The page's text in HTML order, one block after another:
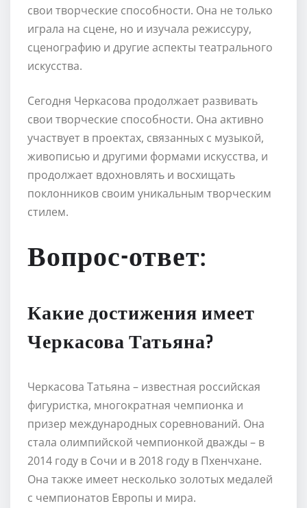
свои творческие способности. Она не только
играла на сцене, но и изучала режиссуру,
сценографию и другие аспекты театрального
искусства.
Сегодня Черкасова продолжает развивать
свои творческие способности. Она активно
участвует в проектах, связанных с музыкой,
живописью и другими формами искусства, и
продолжает вдохновлять и восхищать
поклонников своим уникальным творческим
стилем.
Вопрос-ответ:
Какие достижения имеет
Черкасова Татьяна?
Черкасова Татьяна – известная российская
фигуристка, многократная чемпионка и
призер международных соревнований. Она
стала олимпийской чемпионкой дважды – в
2014 году в Сочи и в 2018 году в Пхенчхане.
Она также имеет несколько золотых медалей
с чемпионатов Европы и мира.